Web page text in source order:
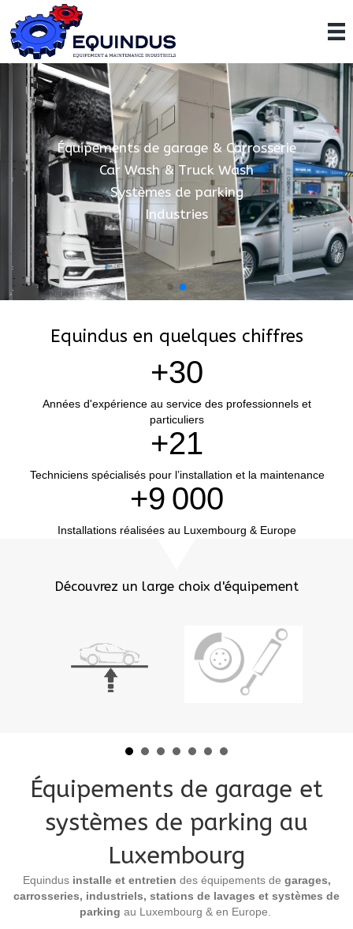
Équipements de garage & Carrosserie
Car Wash & Truck Wash
Systèmes de parking
Industries
Equindus en quelques chiffres
+30
Années d'expérience au service des professionnels et
particuliers
+21
Techniciens spécialisés pour l’installation et la maintenance
+9 000
Installations réalisées au Luxembourg & Europe
Découvrez un large choix d'équipement
Équipements de garage et
systèmes de parking au
Luxembourg
Equindus installe et entretien des équipements de garages,
carrosseries, industriels, stations de lavages et systèmes de
parking au Luxembourg & en Europe.